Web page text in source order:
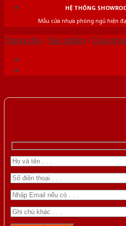
HỆ THỐNG
Mẫu cửa nhựa phòng ngủ hiện
Trang chủ /Sản phẩm /Cửa